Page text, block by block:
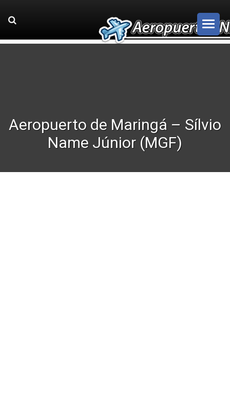
Aeropuerto de Maringá – Sílvio
Name Júnior (MGF)